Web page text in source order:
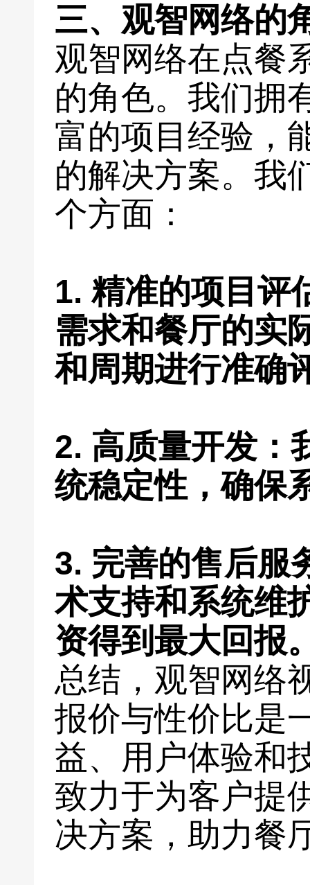
三、观智网络的
观智网络在点餐
的角色。我们拥
富的项目经验，
的解决方案。我
个方面：
1. 精准的项目评
需求和餐厅的实
和周期进行准确
2. 高质量开发：
统稳定性，确保
3. 完善的售后服
术支持和系统维
资得到最大回报
总结，观智网络
报价与性价比是
益、用户体验和
致力于为客户提
决方案，助力餐